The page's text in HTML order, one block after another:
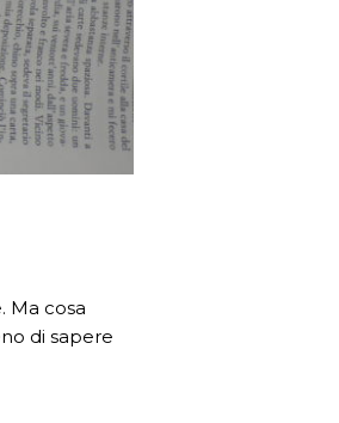
Ma cosa
di sapere